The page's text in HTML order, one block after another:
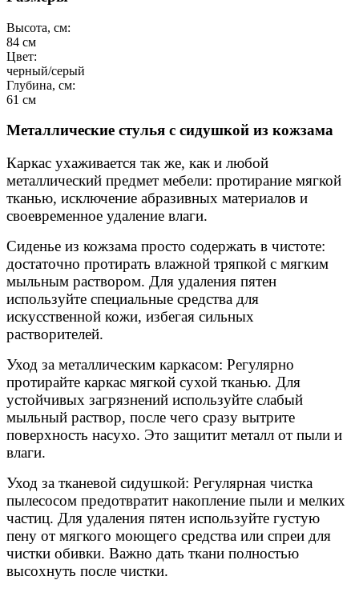
Высота, см:
84 см
Цвет:
черный/серый
Глубина, см:
61 см
Металлические стулья с сидушкой из кожзама
Каркас ухаживается так же, как и любой
металлический предмет мебели: протирание мягкой
тканью, исключение абразивных материалов и
своевременное удаление влаги.
Сиденье из кожзама просто содержать в чистоте:
достаточно протирать влажной тряпкой с мягким
мыльным раствором. Для удаления пятен
используйте специальные средства для
искусственной кожи, избегая сильных
растворителей.
Уход за металлическим каркасом: Регулярно
протирайте каркас мягкой сухой тканью. Для
устойчивых загрязнений используйте слабый
мыльный раствор, после чего сразу вытрите
поверхность насухо. Это защитит металл от пыли и
влаги.
Уход за тканевой сидушкой: Регулярная чистка
пылесосом предотвратит накопление пыли и мелких
частиц. Для удаления пятен используйте густую
пену от мягкого моющего средства или спреи для
чистки обивки. Важно дать ткани полностью
высохнуть после чистки.